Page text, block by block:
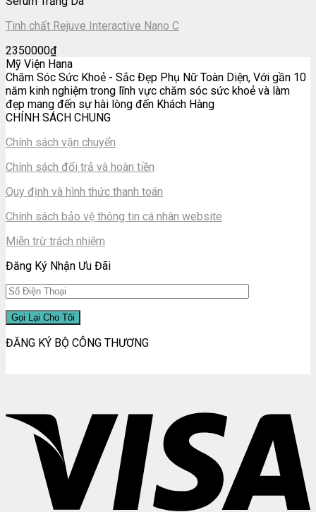
Tinh chất Rejuve Interactive Nano C
2350000₫
Mỹ Viện Hana
Chăm Sóc Sức Khoẻ - Sắc Đẹp Phụ Nữ Toàn Diện, Với gần 10
năm kinh nghiệm trong lĩnh vực chăm sóc sức khoẻ và làm
đẹp mang đến sự hài lòng đến Khách Hàng
CHÍNH SÁCH CHUNG
Chính sách vận chuyển
Chính sách đổi trả và hoàn tiền
Quy định và hình thức thanh toán
Chính sách bảo vệ thông tin cá nhân website
Miễn trừ trách nhiệm
Đăng Ký Nhận Ưu Đãi
ĐĂNG KÝ BỘ CÔNG THƯƠNG